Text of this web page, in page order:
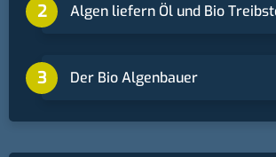
Algen liefern Öl und Bio
Der Bio Algenbauer